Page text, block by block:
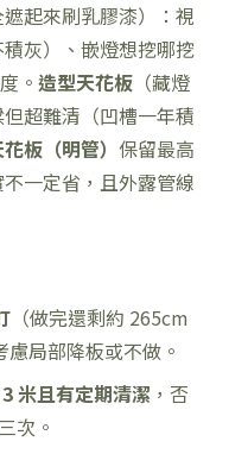
遮起來刷乳膠漆）：視
灰）、嵌燈想挖哪挖
。 造型天花板 （藏燈
超難清（凹槽一年積
板（明管） 保留最高
一定省，且外露管線
（做完還剩約 265cm
局部降板或不做。
米且有定期清潔 ，否
次。